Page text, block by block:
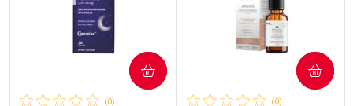
(0)
COMPRAR
(0)
COMPRAR